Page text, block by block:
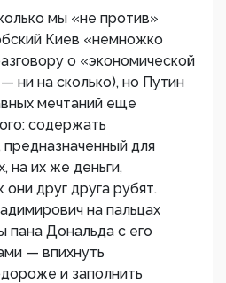
мы «не против»
Киев «немножко
о «экономической
ни на сколько), но Путин
мечтаний еще
содержать
для
на их же деньги,
друг друга рубят.
на пальцах
пана Дональда с его
— впихнуть
и заполнить